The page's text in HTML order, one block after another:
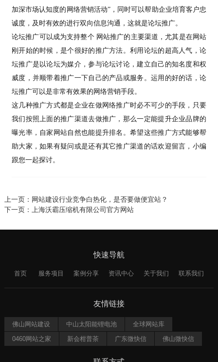
加深市场认知度的网络营销活动”，同时可以帮助企业培育客户忠
诚度，及时有效的进行双向信息沟通，这就是论坛推广。
论坛推广可以成为支持整个 网站推广的主要渠道，尤其是在网站
刚开始的时候，是个很好的推广方法。利用论坛的超高人气，论
坛推广是以论坛为媒介，参与论坛讨论，建立自己的知名度和权
威度，并顺带着推广一下自己的产品或服务。运用的好的话，论
坛推广可以是非常有效果的网络营销手段。
这几种推广方式都是企业在做网络推广时必不可少的手段，只要
我们按照上面的推广渠道去做推广，那么一定能提升企业品牌的
曝光率，自家网站自然也能提升排名。希望这些推广方式能够帮
助大家，如果有疑问或是还有其它推广渠道的话欢迎留言，小编
跟您一起探讨。
上一页： 网站建设行业竞争白热化，是否要做便宜站？
下一页：
上海沃霸压缩机有限公司官方网站
快速导航
首页 服务项目 案例分享 资讯中心 关于我们 联系我们
友情链接
佛山网站建设 中山太阳能锂电池
全球网站库
0460网站之家
新会柑普茶 广东微快信 佛山微快信